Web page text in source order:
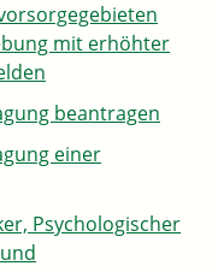
mit erhöhter
beantragen
einer
Psychologischer